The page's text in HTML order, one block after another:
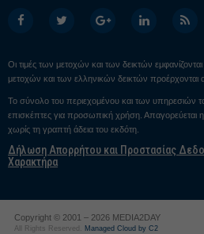
Οι τιμές των μετοχών και των δεικτών
μετοχών και των ελληνικών δεικτών προέρχονται
Το σύνολο του περιεχομένου και των υπηρεσιών
επισκέπτες για προσωπική χρήση. Απαγορεύεται
χωρίς τη γραπτή άδεια του εκδότη.
Δήλωση Απορρήτου και Προστασίας
Χαρακτήρα
Copyright © 2001 – 2026 MEDIA2DAY
All Rights Reserved. Managed Cloud by C2